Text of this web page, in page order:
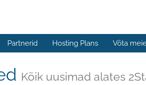
Partnerid Hosting Plans Võta
Kõik uusimad alates